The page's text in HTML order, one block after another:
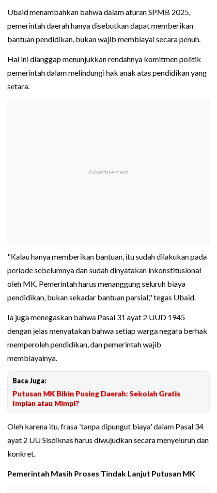
Ubaid menambahkan bahwa dalam aturan SPMB 2025,
pemerintah daerah hanya disebutkan dapat memberikan
bantuan pendidikan, bukan wajib membiayai secara penuh.
Hal ini dianggap menunjukkan rendahnya komitmen politik
pemerintah dalam melindungi hak anak atas pendidikan yang
setara.
"Kalau hanya memberikan bantuan, itu sudah dilakukan pada
periode sebelumnya dan sudah dinyatakan inkonstitusional
oleh MK. Pemerintah harus menanggung seluruh biaya
pendidikan, bukan sekadar bantuan parsial," tegas Ubaid.
Ia juga menegaskan bahwa Pasal 31 ayat 2 UUD 1945
dengan jelas menyatakan bahwa setiap warga negara berhak
memperoleh pendidikan, dan pemerintah wajib
membiayainya.
Baca Juga:
Putusan MK Bikin Pusing Daerah: Sekolah Gratis
Impian atau Mimpi?
Oleh karena itu, frasa 'tanpa dipungut biaya' dalam Pasal 34
ayat 2 UU Sisdiknas harus diwujudkan secara menyeluruh dan
konkret.
Pemerintah Masih Proses Tindak Lanjut Putusan MK